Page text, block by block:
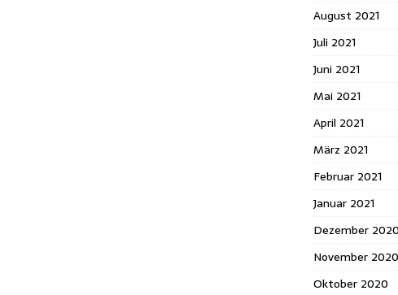
August 2021
Juli 2021
Juni 2021
Mai 2021
April 2021
März 2021
Februar 2021
Januar 2021
Dezember 2020
November 2020
Oktober 2020